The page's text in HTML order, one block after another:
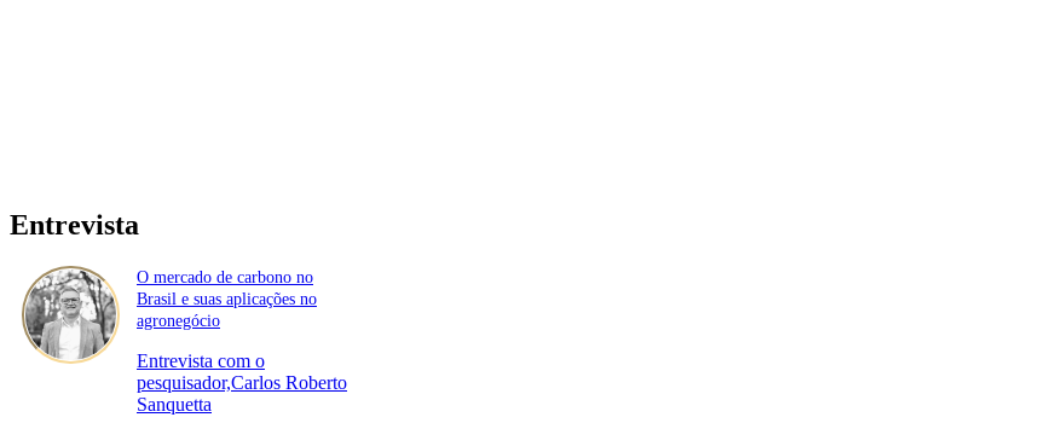
Entrevista
O mercado de carbono no
Brasil e suas aplicações no
agronegócio
Entrevista com o
pesquisador,Carlos Roberto
Sanquetta